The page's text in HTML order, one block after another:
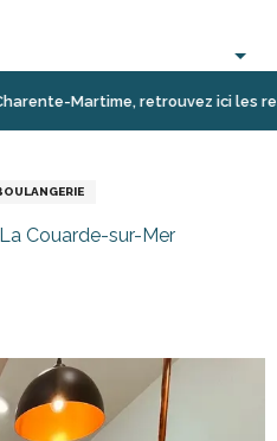
Martime, retrouvez ici les
Le Pain Laurent L'Hénaff
Couarde-sur-Mer